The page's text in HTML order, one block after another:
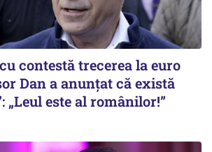
contestă trecerea la euro
Dan a anunțat că există
„Leul este al românilor!”